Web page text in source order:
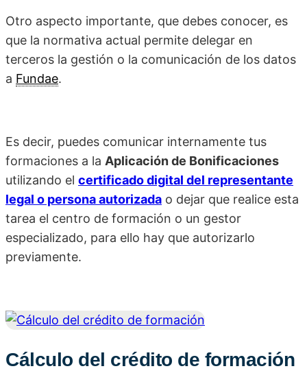
Otro aspecto importante, que debes conocer, es
que la normativa actual permite delegar en
terceros la gestión o la comunicación de los datos
a Fundae.
Es decir, puedes comunicar internamente tus
formaciones a la Aplicación de Bonificaciones
utilizando el certificado digital del representante
legal o persona autorizada o dejar que realice esta
tarea el centro de formación o un gestor
especializado, para ello hay que autorizarlo
previamente.
Cálculo del crédito de formación